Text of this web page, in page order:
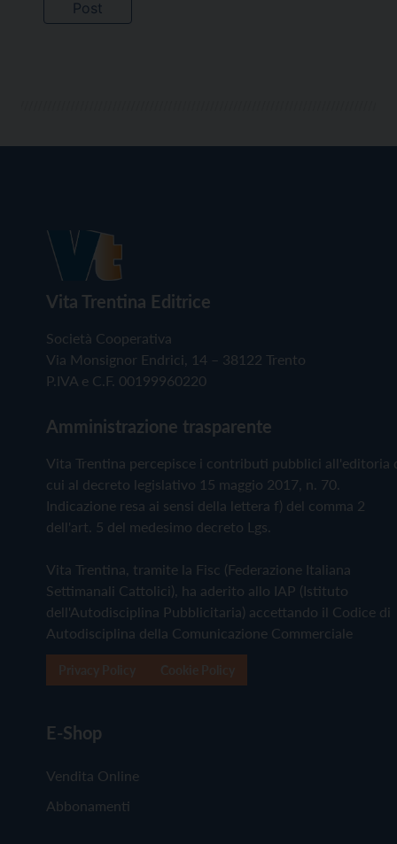
Vita Trentina Editrice
Società Cooperativa
Via Monsignor Endrici, 14 – 38122 Trento
P.IVA e C.F. 00199960220
Amministrazione trasparente
Vita Trentina percepisce i contributi pubblici all'editoria
cui al decreto legislativo 15 maggio 2017, n. 70.
Indicazione resa ai sensi della lettera f) del comma 2
dell'art. 5 del medesimo decreto Lgs.
Vita Trentina, tramite la Fisc (Federazione Italiana
Settimanali Cattolici), ha aderito allo IAP (Istituto
dell'Autodisciplina Pubblicitaria) accettando il Codice di
Autodisciplina della Comunicazione Commerciale
E-Shop
Vendita Online
Abbonamenti